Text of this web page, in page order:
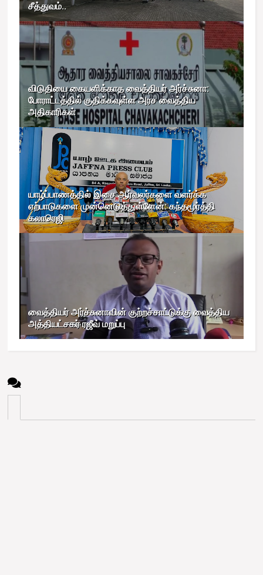
சீத்துவம்..
விடுதியை கையளிக்காத வைத்தியர் அர்ச்சுனா:
போராட்டத்தில் குதிக்கவுள்ள அரச வைத்திய
அதிகாரிகள்
யாழ்ப்பாணத்தில் இசை ஆர்வலர்களை வளர்க்க
ஏற்பாடுகளை முன்னெடுத்துள்ளேன்: கந்தமூர்த்தி
கலாரெஜி
வைத்தியர் அர்ச்சுனாவின் குற்றச்சாட்டுக்கு வைத்திய
அத்தியட்சகர் ரஜீவ் மறுப்பு